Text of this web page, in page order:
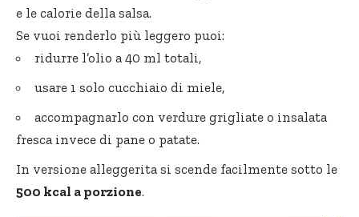
e le calorie della salsa.
Se vuoi renderlo più leggero puoi:
ridurre l’olio a 40 ml totali,
usare 1 solo cucchiaio di miele,
accompagnarlo con verdure grigliate o insalata
fresca invece di pane o patate.
In versione alleggerita si scende facilmente sotto le
500 kcal a porzione.